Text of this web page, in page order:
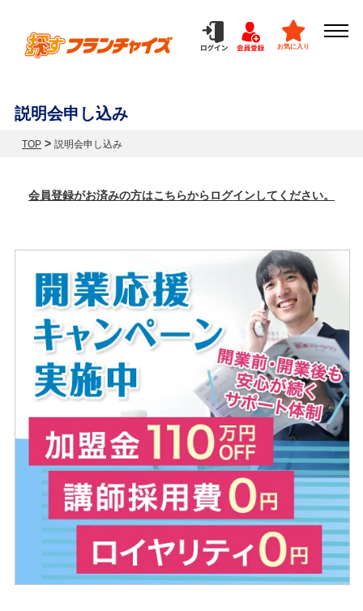
お気に入り
説明会申し込み
TOP >説明会申し込み
会員登録がお済みの方はこちらからログインしてください。